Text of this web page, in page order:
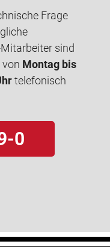
Frage
sind
Montag bis
telefonisch
0